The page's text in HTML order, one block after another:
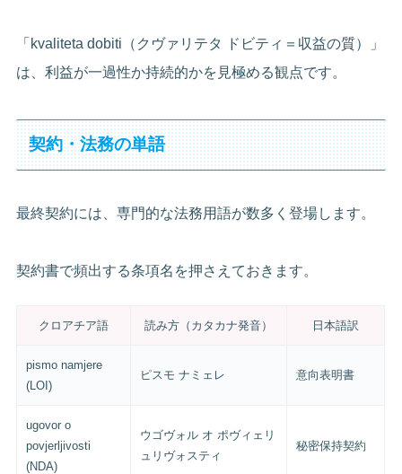
「kvaliteta dobiti（クヴァリテタ ドビティ＝収益の質）」
は、利益が一過性か持続的かを見極める観点です。
契約・法務の単語
最終契約には、専門的な法務用語が数多く登場します。
契約書で頻出する条項名を押さえておきます。
クロアチア語 読み方（カタカナ発音） 日本語訳
pismo namjere
(LOI)
ピスモ ナミェレ 意向表明書
ugovor o
povjerljivosti
(NDA)
ウゴヴォル オ ポヴィェリ
ュリヴォスティ
秘密保持契約